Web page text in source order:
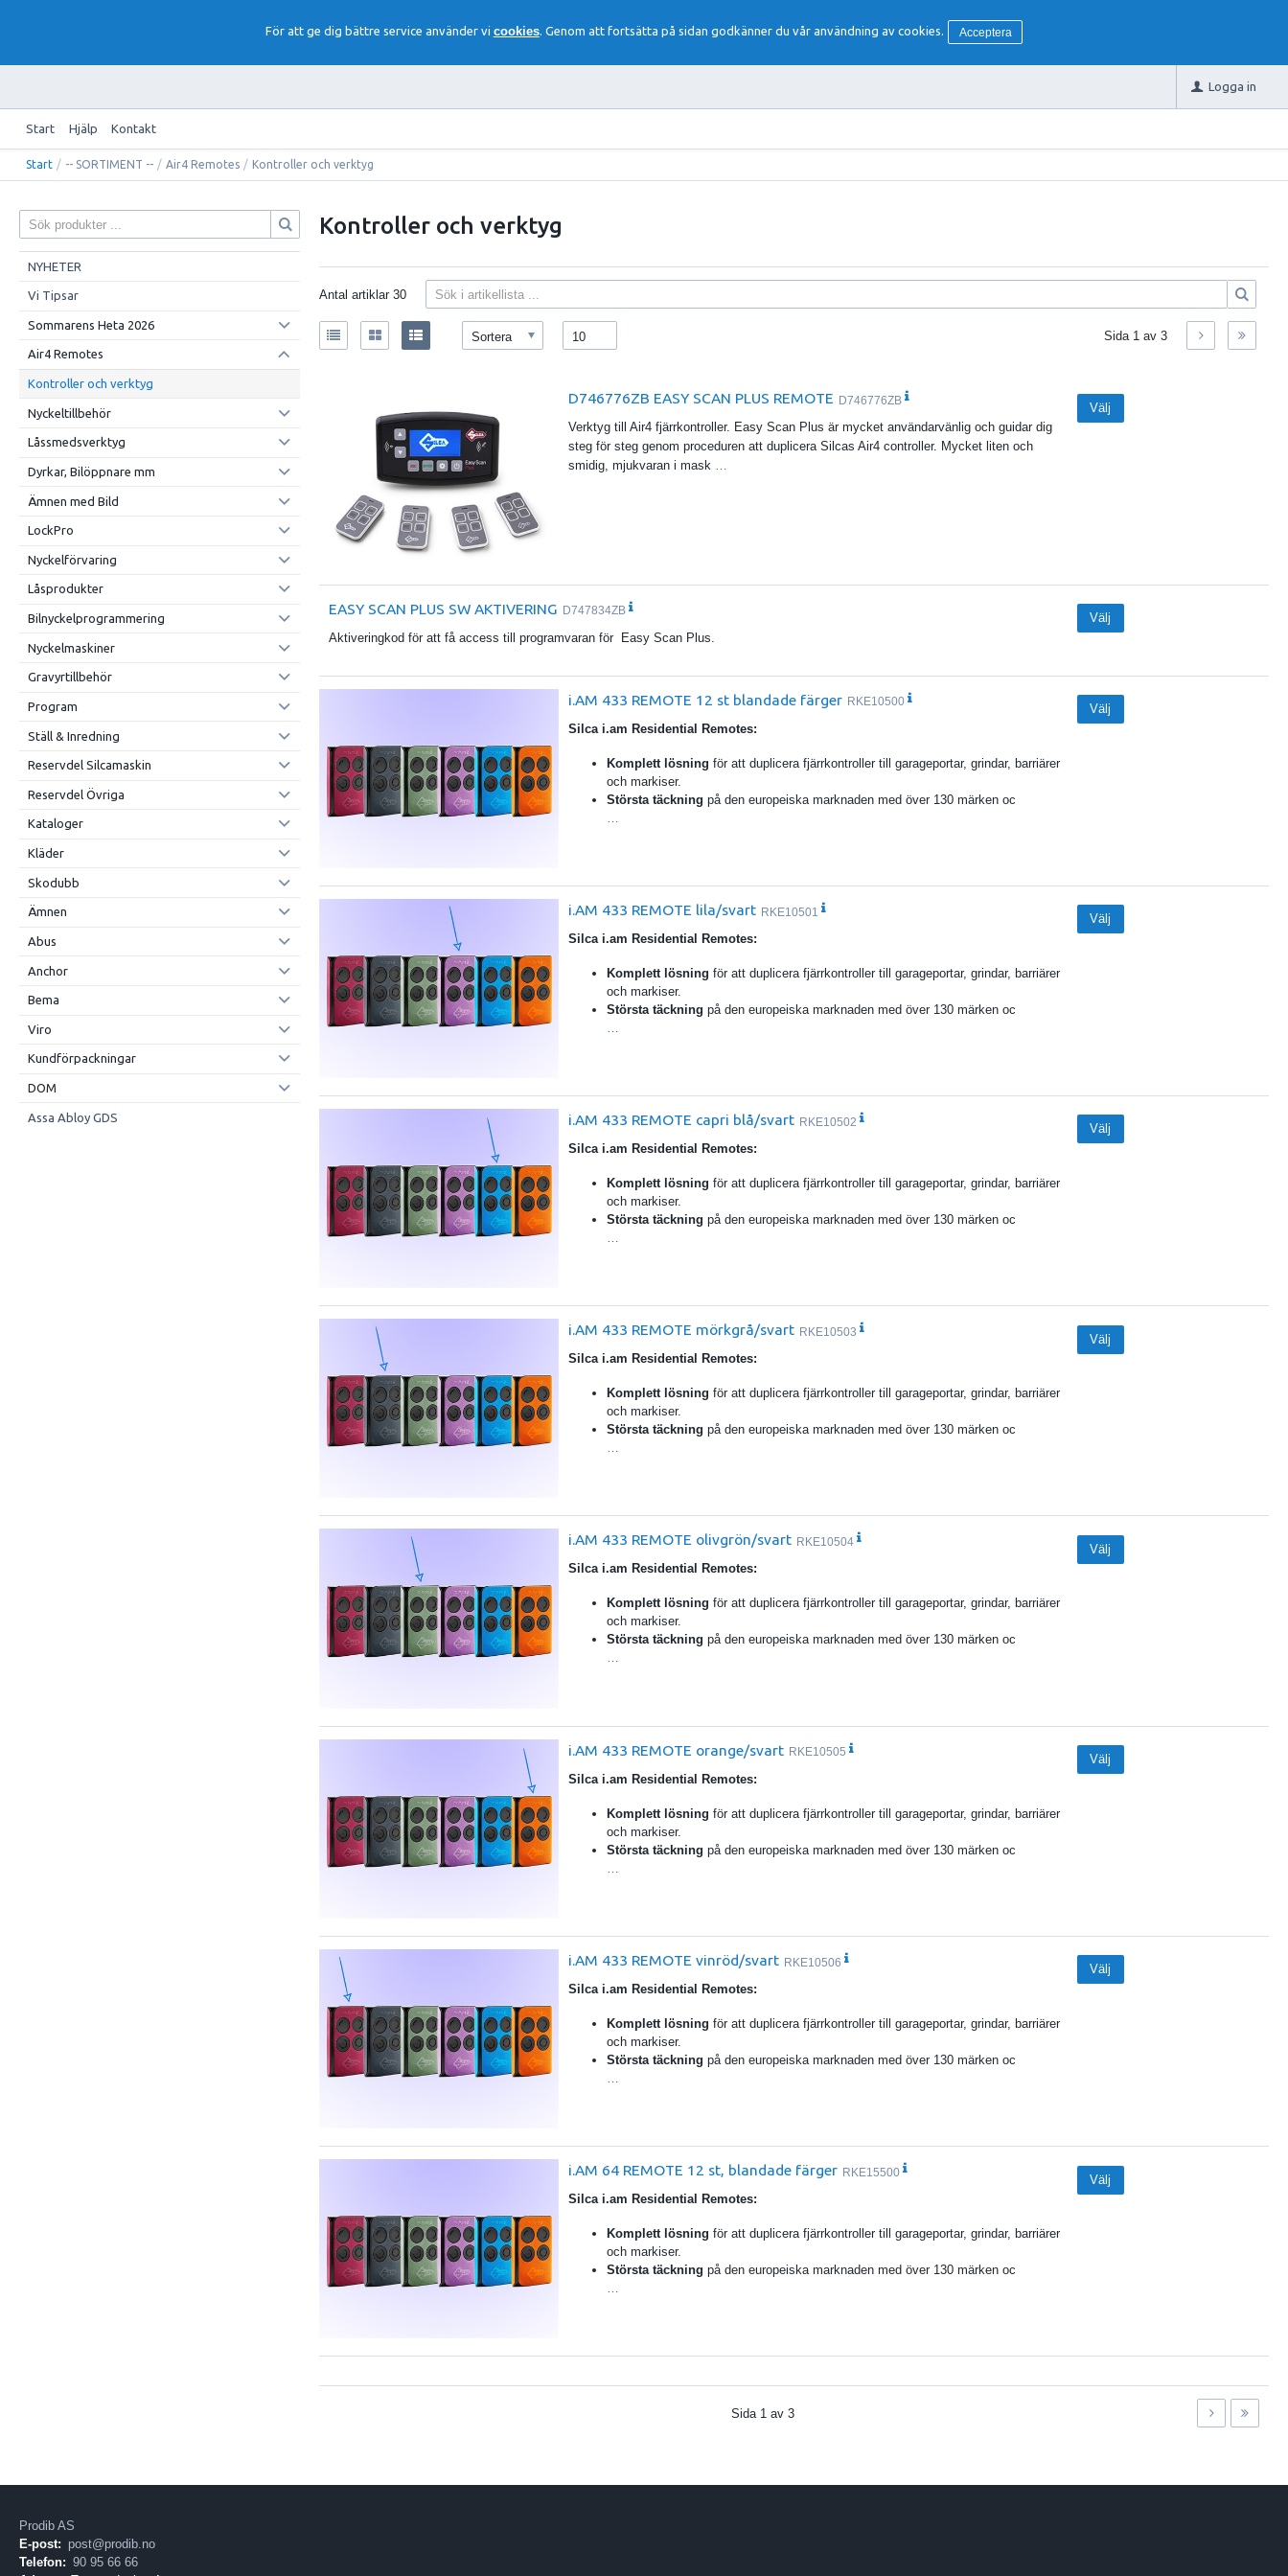
För att ge dig bättre service använder vi cookies. Genom att fortsätta på sidan godkänner du vår användning av cookies. Acceptera
Logga in
Start Hjälp Kontakt
Start / -- SORTIMENT -- / Air4 Remotes / Kontroller och verktyg
NYHETER
Vi Tipsar
Sommarens Heta 2026
Air4 Remotes
Kontroller och verktyg
Nyckeltillbehör
Låssmedsverktyg
Dyrkar, Bilöppnare mm
Ämnen med Bild
LockPro
Nyckelförvaring
Låsprodukter
Bilnyckelprogrammering
Nyckelmaskiner
Gravyrtillbehör
Program
Ställ & Inredning
Reservdel Silcamaskin
Reservdel Övriga
Kataloger
Kläder
Skodubb
Ämnen
Abus
Anchor
Bema
Viro
Kundförpackningar
DOM
Assa Abloy GDS
Kontroller och verktyg
Antal artiklar30
Sortera 10 Sida 1 av 3
D746776ZB EASY SCAN PLUS REMOTE D746776ZB
Verktyg till Air4 fjärrkontroller. Easy Scan Plus är mycket användarvänlig och guidar dig
steg för steg genom proceduren att duplicera Silcas Air4 controller. Mycket liten och
smidig, mjukvaran i mask …
Välj
EASY SCAN PLUS SW AKTIVERING D747834ZB
Aktiveringkod för att få access till programvaran för Easy Scan Plus.
Välj
i.AM 433 REMOTE 12 st blandade färger RKE10500
Silca i.am Residential Remotes:
Komplett lösning för att duplicera fjärrkontroller till garageportar, grindar, barriärer
och markiser.
Största täckning på den europeiska marknaden med över 130 märken oc
Välj
i.AM 433 REMOTE lila/svart RKE10501
Silca i.am Residential Remotes:
Komplett lösning för att duplicera fjärrkontroller till garageportar, grindar, barriärer
och markiser.
Största täckning på den europeiska marknaden med över 130 märken oc
Välj
i.AM 433 REMOTE capri blå/svart RKE10502
Silca i.am Residential Remotes:
Komplett lösning för att duplicera fjärrkontroller till garageportar, grindar, barriärer
och markiser.
Största täckning på den europeiska marknaden med över 130 märken oc
Välj
i.AM 433 REMOTE mörkgrå/svart RKE10503
Silca i.am Residential Remotes:
Komplett lösning för att duplicera fjärrkontroller till garageportar, grindar, barriärer
och markiser.
Största täckning på den europeiska marknaden med över 130 märken oc
…
Välj
i.AM 433 REMOTE olivgrön/svart RKE10504
Silca i.am Residential Remotes:
Komplett lösning för att duplicera fjärrkontroller till garageportar, grindar, barriärer
och markiser.
Största täckning på den europeiska marknaden med över 130 märken oc
…
Välj
i.AM 433 REMOTE orange/svart RKE10505
Silca i.am Residential Remotes:
Komplett lösning för att duplicera fjärrkontroller till garageportar, grindar, barriärer
och markiser.
Största täckning på den europeiska marknaden med över 130 märken oc
Välj
i.AM 433 REMOTE vinröd/svart RKE10506
Silca i.am Residential Remotes:
Komplett lösning för att duplicera fjärrkontroller till garageportar, grindar, barriärer
och markiser.
Största täckning på den europeiska marknaden med över 130 märken oc
Välj
i.AM 64 REMOTE 12 st, blandade färger RKE15500
Silca i.am Residential Remotes:
Komplett lösning för att duplicera fjärrkontroller till garageportar, grindar, barriärer
och markiser.
Största täckning på den europeiska marknaden med över 130 märken oc
…
Välj
Sida 1 av 3
Prodib AS
E-post: post@prodib.no
Telefon: 90 95 66 66